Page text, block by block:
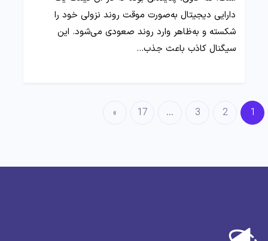
دارایی دیجیتال به‌صورت موقت روند نزولی خود را
شکسته و به‌ظاهر وارد روند صعودی می‌شود. این
سیگنال کاذب باعث جذب…
1
2
3
…
17
»